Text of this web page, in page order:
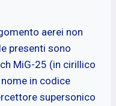
aerei non
presenti sono
MiG-25 (in cirillico
in codice
supersonico